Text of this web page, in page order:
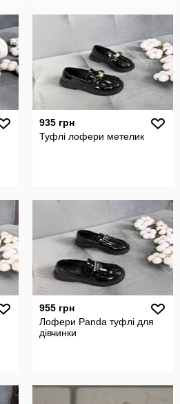
935 грн
Туфлі лофери метелик
955 грн
Лофери Panda туфлі для
дівчинки